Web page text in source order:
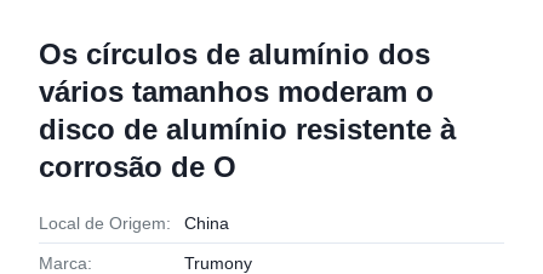
Os círculos de alumínio dos
vários tamanhos moderam o
disco de alumínio resistente à
corrosão de O
Local de Origem: China
Marca: Trumony